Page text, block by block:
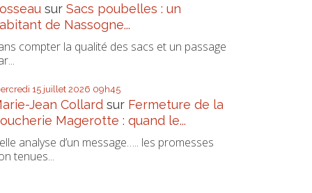
surSacs poubelles : un
de Nassogne...
compter la qualité des sacs et un passage
15 juillet 2026 09h45
Jean Collard sur Fermeture de la
Magerotte : quand le...
analyse d’un message….. les promesses
tenues...